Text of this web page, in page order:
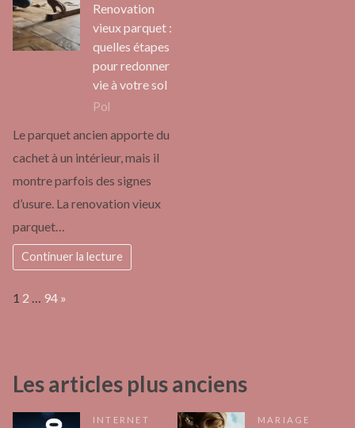
Renovation
vieux parquet :
quelles étapes
pour redonner
vie à votre sol
Pol
Le parquet ancien apporte du
cachet à un intérieur, mais il
montre parfois des signes
d’usure. La renovation vieux
parquet…
Continuer la lecture
Page:
1 2 … 94 Next
»
Les articles plus anciens
INTERNET MARIAGE